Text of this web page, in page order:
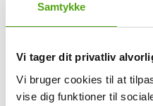
Samtykke
Vi tager dit privatliv
Vi bruger cookies til at
vise dig funktioner til
Rabattkoder, även kända som
spelar en viktig roll inom
nämligen olika fördelar, såsom
prisreduktioner eller gratis frakt.
är det viktigt att förstå deras